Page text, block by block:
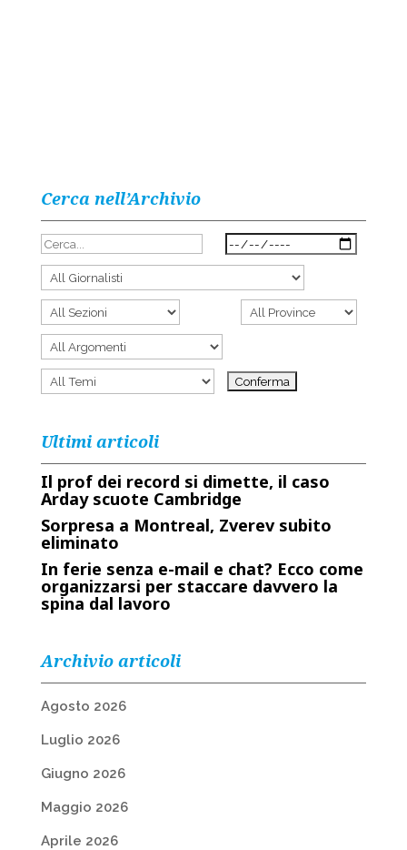
Cerca nell’Archivio
Ultimi articoli
Il prof dei record si dimette, il caso
Arday scuote Cambridge
Sorpresa a Montreal, Zverev subito
eliminato
In ferie senza e-mail e chat? Ecco come
organizzarsi per staccare davvero la
spina dal lavoro
Archivio articoli
Agosto 2026
Luglio 2026
Giugno 2026
Maggio 2026
Aprile 2026